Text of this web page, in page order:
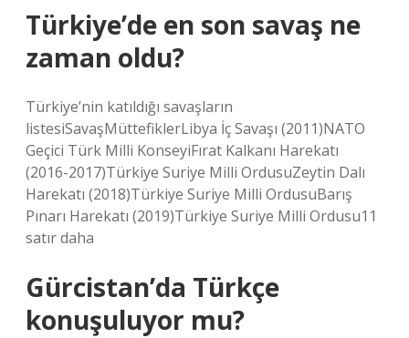
Türkiye’de en son savaş ne
zaman oldu?
Türkiye’nin katıldığı savaşların
listesiSavaşMüttefiklerLibya İç Savaşı (2011)NATO
Geçici Türk Milli KonseyiFırat Kalkanı Harekatı
(2016-2017)Türkiye Suriye Milli OrdusuZeytin Dalı
Harekatı (2018)Türkiye Suriye Milli OrdusuBarış
Pınarı Harekatı (2019)Türkiye Suriye Milli Ordusu11
satır daha
Gürcistan’da Türkçe
konuşuluyor mu?